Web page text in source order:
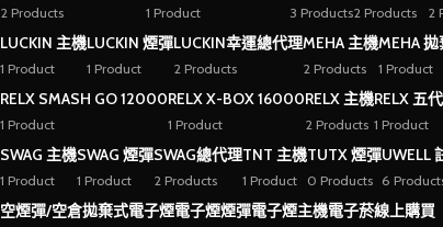
2 Products 1 Product 3 Products2 Products 2
LUCKIN 主機
1 Product
LUCKIN 煙彈
1 Product
LUCKIN幸運總代理
2 Products
MEHA 主機
2 Products
MEHA
1 Product
RELX SMASH GO 12000
1 Product
RELX X-BOX 16000
1 Product
RELX 主機
2 Products
RELX 五
1 Product
SWAG 主機
1 Product
SWAG 煙彈
1 Product
SWAG總代理
2 Products
TNT 主機
1 Product
TUTX 煙彈
0 Products
UWELL
6
空煙彈/空倉拋棄式電子煙電子煙煙彈電子煙主機電子菸線上購買